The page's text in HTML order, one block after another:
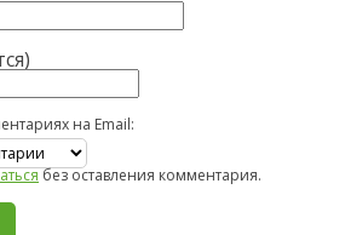
на Email:
без оставления комментария.